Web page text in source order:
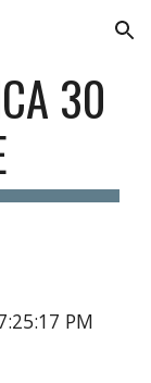
Skip to navigation
30
PM